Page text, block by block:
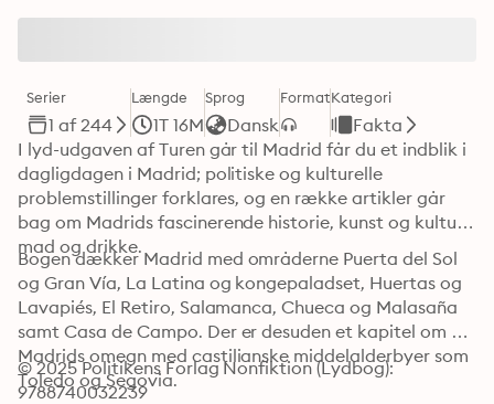
Serier
1 af 244
Længde
1T 16M
Sprog
Dansk
FormatKategori
Fakta
I lyd-udgaven af Turen går til Madrid får du et indblik i
dagligdagen i Madrid; politiske og kulturelle
problemstillinger forklares, og en række artikler går
bag om Madrids fascinerende historie, kunst og kultur,
mad og drikke.
Bogen dækker Madrid med områderne Puerta del Sol
og Gran Vía, La Latina og kongepaladset, Huertas og
Lavapiés, El Retiro, Salamanca, Chueca og Malasaña
samt Casa de Campo. Der er desuden et kapitel om
Madrids omegn med castilianske middelalderbyer som
Toledo og Segovia.
© 2025 Politikens Forlag Nonfiktion (Lydbog):
9788740032239